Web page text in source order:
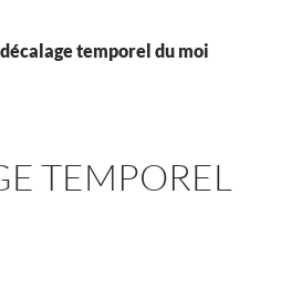
temporel du moi
TEMPOREL